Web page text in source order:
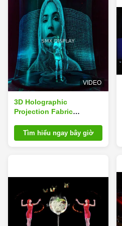
VIDEO
3D Holographic
Projection Fabric
minh bạch Nhìn qua
Tìm hiểu ngay bây giờ